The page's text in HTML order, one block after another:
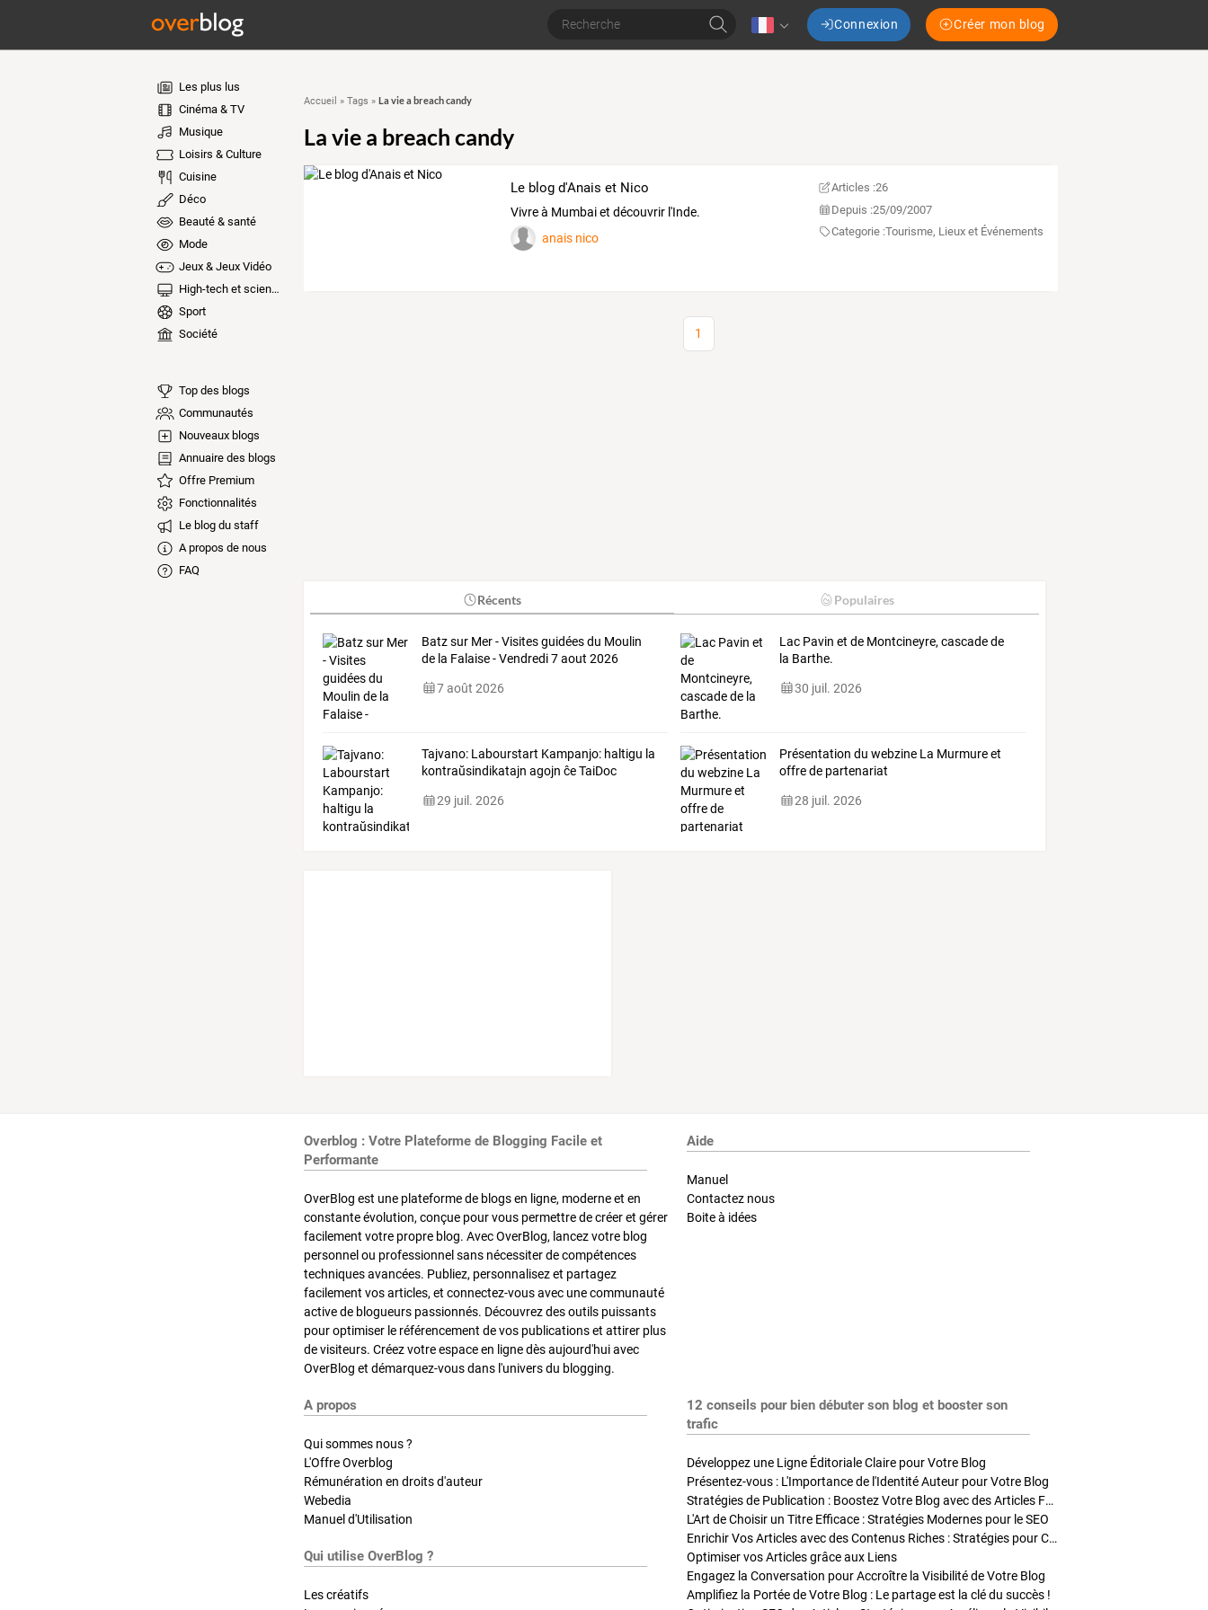
Connexion Créer mon blog
Les plus lus
Cinéma & TV
Musique
Loisirs & Culture
Cuisine
Déco
Beauté & santé
Mode
Jeux & Jeux Vidéo
High-tech et sciences
Sport
Société
Top des blogs
Communautés
Nouveaux blogs
Annuaire des blogs
Offre Premium
Fonctionnalités
Le blog du staff
A propos de nous
FAQ
Accueil » Tags » La vie a breach candy
La vie a breach candy
Le blog d'Anais et Nico
Vivre à Mumbai et découvrir l'Inde.
anais nico
Articles :26
Depuis :25/09/2007
Categorie :Tourisme, Lieux et Événements
1
Récents Populaires
Batz sur Mer - Visites guidées du Moulin
de la Falaise - Vendredi 7 aout 2026
7 août 2026
Lac Pavin et de Montcineyre, cascade de
la Barthe.
30 juil. 2026
Tajvano: Labourstart Kampanjo: haltigu la
kontraŭsindikatajn agojn ĉe TaiDoc
29 juil. 2026
Présentation du webzine La Murmure et
offre de partenariat
28 juil. 2026
Overblog : Votre Plateforme de Blogging Facile et
Performante
OverBlog est une plateforme de blogs en ligne, moderne et en
constante évolution, conçue pour vous permettre de créer et gérer
facilement votre propre blog. Avec OverBlog, lancez votre blog
personnel ou professionnel sans nécessiter de compétences
techniques avancées. Publiez, personnalisez et partagez
facilement vos articles, et connectez-vous avec une communauté
active de blogueurs passionnés. Découvrez des outils puissants
pour optimiser le référencement de vos publications et attirer plus
de visiteurs. Créez votre espace en ligne dès aujourd'hui avec
OverBlog et démarquez-vous dans l'univers du blogging.
Aide
Manuel
Contactez nous
Boite à idées
A propos
Qui sommes nous ?
L'Offre Overblog
Rémunération en droits d'auteur
Webedia
Manuel d'Utilisation
Qui utilise OverBlog ?
Les créatifs
12 conseils pour bien débuter son blog et booster son
trafic
Développez une Ligne Éditoriale Claire pour Votre Blog
Présentez-vous : L'Importance de l'Identité Auteur pour Votre Blog
Stratégies de Publication : Boostez Votre Blog avec des Articles Fréquents et Exclusifs
L'Art de Choisir un Titre Efficace : Stratégies Modernes pour le SEO
Enrichir Vos Articles avec des Contenus Riches : Stratégies pour Captiver et Optimiser
Optimiser vos Articles grâce aux Liens
Engagez la Conversation pour Accroître la Visibilité de Votre Blog
Amplifiez la Portée de Votre Blog : Le partage est la clé du succès !